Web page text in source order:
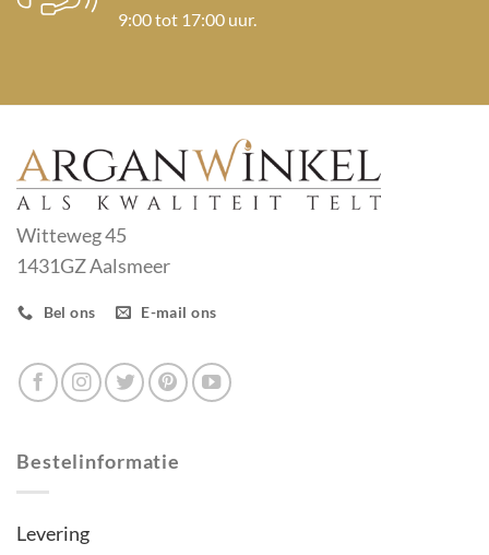
9:00 tot 17:00 uur.
Witteweg 45
1431GZ Aalsmeer
Bel ons E-mail ons
Bestelinformatie
Levering